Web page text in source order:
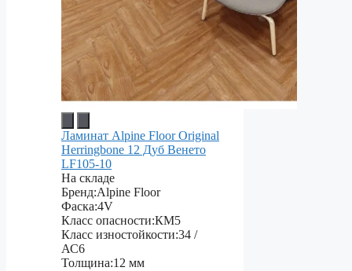
Ламинат Alpine Floor Original
Herringbone 12 Дуб Венето
LF105-10
На складе
Бренд:Alpine Floor
Фаска:4V
Класс опасности:КМ5
Класс изностойкости:34 /
АС6
Толщина:12 мм